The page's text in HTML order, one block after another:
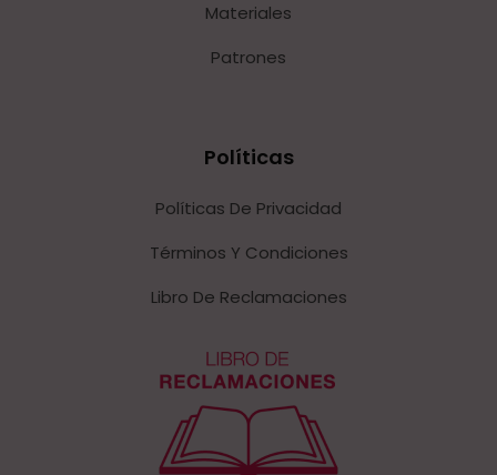
Materiales
Patrones
Políticas
Políticas De Privacidad
Términos Y Condiciones
Libro De Reclamaciones